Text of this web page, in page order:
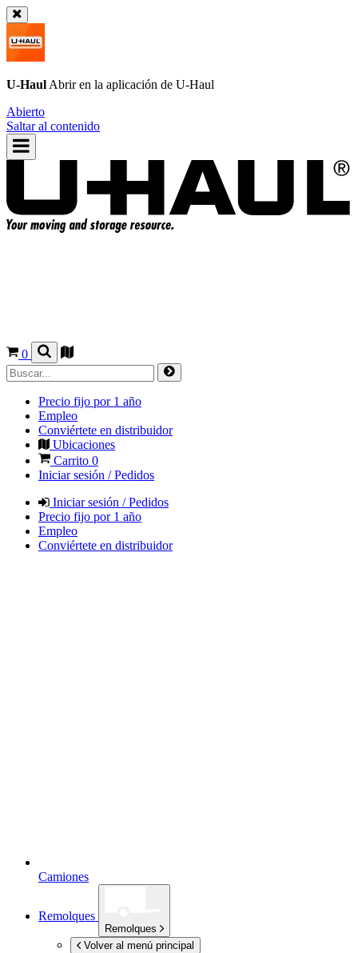
U-Haul Abrir en la aplicación de U-Haul
Abierto
Saltar al contenido
0
Precio fijo por 1 año
Empleo
Conviértete en distribuidor
Ubicaciones
Carrito 0
Iniciar sesión / Pedidos
Iniciar sesión / Pedidos
Precio fijo por 1 año
Empleo
Conviértete en distribuidor
Camiones
Remolques
Remolques
Volver al menú principal